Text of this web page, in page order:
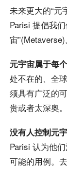
未来更大的“元
Parisi 提倡我
宙”(Metaverse)
元宇宙属于每
处不在的、全
须具有广泛的
贵或者太深奥。
没有人控制元
Parisi 认为他
可能的用例。